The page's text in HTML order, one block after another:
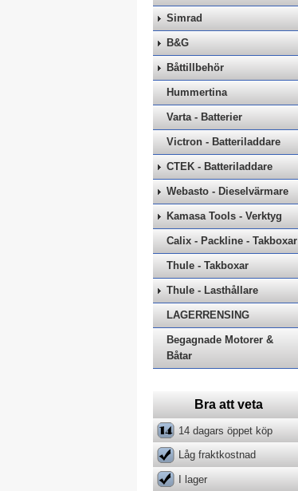
Simrad
B&G
Båttillbehör
Hummertina
Varta - Batterier
Victron - Batteriladdare
CTEK - Batteriladdare
Webasto - Dieselvärmare
Kamasa Tools - Verktyg
Calix - Packline - Takboxar
Thule - Takboxar
Thule - Lasthållare
LAGERRENSING
Begagnade Motorer &
Båtar
Bra att veta
14 dagars öppet köp
Låg fraktkostnad
I lager